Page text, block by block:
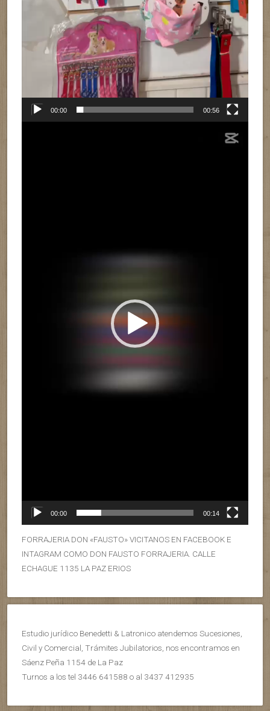
00:00 00:56
00:00 00:14
FORRAJERIA DON «FAUSTO» VICITANOS EN FACEBOOK E
INTAGRAM COMO DON FAUSTO FORRAJERIA. CALLE
ECHAGUE 1135 LA PAZ ERIOS
Estudio jurídico Benedetti & Latronico atendemos Sucesiones,
Civil y Comercial, Trámites Jubilatorios, nos encontramos en
Sáenz Peña 1154 de La Paz
Turnos a los tel 3446 641588 o al 3437 412935